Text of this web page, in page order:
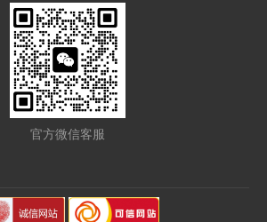
官方微信客服